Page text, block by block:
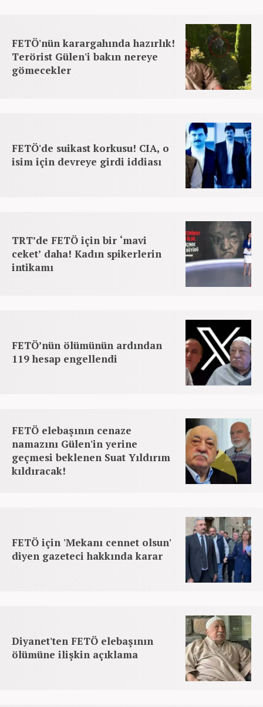
FETÖ'nün karargahında hazırlık!
Terörist Gülen'i bakın nereye
gömecekler
FETÖ'de suikast korkusu! CIA, o
isim için devreye girdi iddiası
TRT’de FETÖ için bir ‘mavi
ceket’ daha! Kadın spikerlerin
intikamı
FETÖ’nün ölümünün ardından
119 hesap engellendi
FETÖ elebaşının cenaze
namazını Gülen'in yerine
geçmesi beklenen Suat Yıldırım
kıldıracak!
FETÖ için 'Mekanı cennet olsun'
diyen gazeteci hakkında karar
Diyanet'ten FETÖ elebaşının
ölümüne ilişkin açıklama